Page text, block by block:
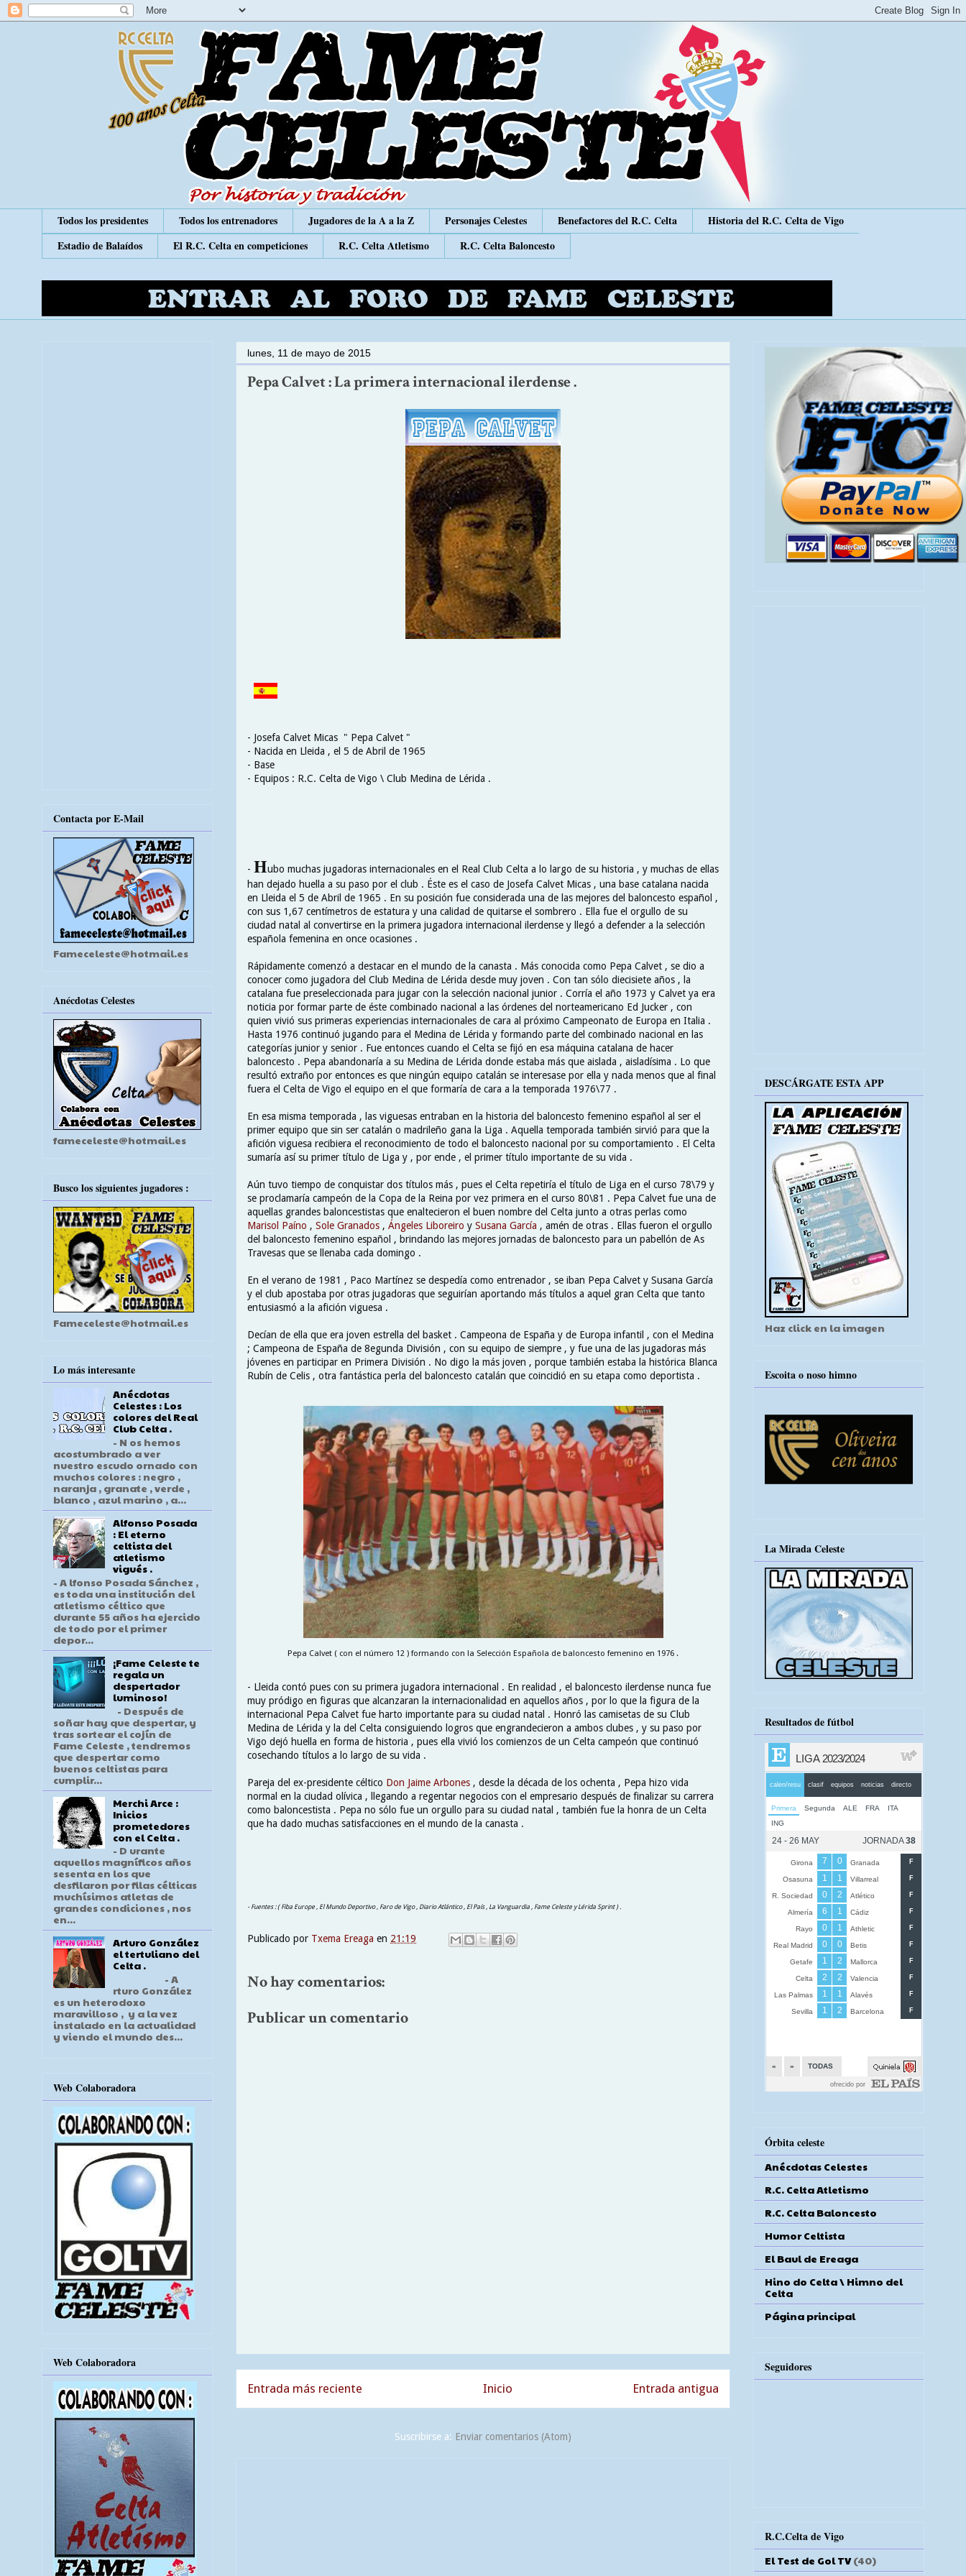
Todos los presidentes Todos los entrenadores Jugadores de la A a la Z Personajes Celestes Benefactores del R.C. Celta
Historia del R.C. Celta de Vigo
Estadio de Balaídos
El R.C. Celta en competiciones R.C. Celta Atletismo R.C. Celta Baloncesto
lunes, 11 de mayo de 2015
Pepa Calvet : La primera internacional ilerdense .
- Josefa Calvet Micas " Pepa Calvet "
- Nacida en Lleida , el 5 de Abril de 1965
- Base
- Equipos : R.C. Celta de Vigo \ Club Medina de Lérida .
- Hubo muchas jugadoras internacionales en el Real Club Celta a lo largo de su historia , y muchas de ellas
han dejado huella a su paso por el club . Éste es el caso de Josefa Calvet Micas , una base catalana nacida
en Lleida el 5 de Abril de 1965 . En su posición fue considerada una de las mejores del baloncesto español ,
con sus 1,67 centímetros de estatura y una calidad de quitarse el sombrero . Ella fue el orgullo de su
ciudad natal al convertirse en la primera jugadora internacional ilerdense y llegó a defender a la selección
española femenina en once ocasiones .
Rápidamente comenzó a destacar en el mundo de la canasta . Más conocida como Pepa Calvet , se dio a
conocer como jugadora del Club Medina de Lérida desde muy joven . Con tan sólo diecisiete años , la
catalana fue preseleccionada para jugar con la selección nacional junior . Corría el año 1973 y Calvet ya era
noticia por formar parte de éste combinado nacional a las órdenes del norteamericano Ed Jucker , con
quien vivió sus primeras experiencias internacionales de cara al próximo Campeonato de Europa en Italia .
Hasta 1976 continuó jugando para el Medina de Lérida y formando parte del combinado nacional en las
categorías junior y senior . Fue entonces cuando el Celta se fijó en esa máquina catalana de hacer
baloncesto . Pepa abandonaría a su Medina de Lérida donde estaba más que aislada , aisladísima . Lo que
resultó extraño por entonces es que ningún equipo catalán se interesase por ella y nada menos que al final
fuera el Celta de Vigo el equipo en el que formaría de cara a la temporada 1976\77 .
En esa misma temporada , las viguesas entraban en la historia del baloncesto femenino español al ser el
primer equipo que sin ser catalán o madrileño gana la Liga . Aquella temporada también sirvió para que la
afición viguesa recibiera el reconocimiento de todo el baloncesto nacional por su comportamiento . El Celta
sumaría así su primer título de Liga y , por ende , el primer título importante de su vida .
Aún tuvo tiempo de conquistar dos títulos más , pues el Celta repetiría el título de Liga en el curso 78\79 y
se proclamaría campeón de la Copa de la Reina por vez primera en el curso 80\81 . Pepa Calvet fue una de
aquellas grandes baloncestistas que enaltecieron el buen nombre del Celta junto a otras perlas como
Marisol Paíno , Sole Granados , Ángeles Liboreiro y Susana García , amén de otras . Ellas fueron el orgullo
del baloncesto femenino español , brindando las mejores jornadas de baloncesto para un pabellón de As
Travesas que se llenaba cada domingo .
En el verano de 1981 , Paco Martínez se despedía como entrenador , se iban Pepa Calvet y Susana García
y el club apostaba por otras jugadoras que seguirían aportando más títulos a aquel gran Celta que tanto
entusiasmó a la afición viguesa .
Decían de ella que era joven estrella del basket . Campeona de España y de Europa infantil , con el Medina
; Campeona de España de 8egunda División , con su equipo de siempre , y fue una de las jugadoras más
jóvenes en participar en Primera División . No digo la más joven , porque también estaba la histórica Blanca
Rubín de Celis , otra fantástica perla del baloncesto catalán que coincidió en su etapa como deportista .
Pepa Calvet ( con el número 12 ) formando con la Selección Española de baloncesto femenino en 1976 .
- Lleida contó pues con su primera jugadora internacional . En realidad , el baloncesto ilerdense nunca fue
muy pródigo en figuras que alcanzaran la internacionalidad en aquellos años , por lo que la figura de la
internacional Pepa Calvet fue harto importante para su ciudad natal . Honró las camisetas de su Club
Medina de Lérida y la del Celta consiguiendo logros que engrandecieron a ambos clubes , y su paso por
Vigo dejó huella en forma de historia , pues ella vivió los comienzos de un Celta campeón que continuó
cosechando títulos a lo largo de su vida .
Pareja del ex-presidente céltico Don Jaime Arbones , desde la década de los ochenta , Pepa hizo vida
normal en la ciudad olívica , llegando a regentar negocios con el empresario después de finalizar su carrera
como baloncestista . Pepa no sólo fue un orgullo para su ciudad natal , también fue la honra de un Celta
que ha dado muchas satisfacciones en el mundo de la canasta .
- Fuentes : ( Fiba Europe , El Mundo Deportivo , Faro de Vigo , Diario Atlántico , El País , La Vanguardia , Fame Celeste y Lérida Sprint ) .
Publicado por Txema Ereaga en 21:19
No hay comentarios:
Publicar un comentario
Entrada más reciente Entrada antigua
Inicio
Suscribirse a: Enviar comentarios (Atom)
Contacta por E-Mail
Fameceleste@hotmail.es
Anécdotas Celestes
fameceleste@hotmail.es
Busco los siguientes jugadores :
Fameceleste@hotmail.es
Lo más interesante
Anécdotas
Celestes : Los
colores del Real
Club Celta .
- N os hemos
acostumbrado a ver
nuestro escudo ornado con
muchos colores : negro ,
naranja , granate , verde ,
blanco , azul marino , a...
Alfonso Posada
: El eterno
celtista del
atletismo
vigués .
- A lfonso Posada Sánchez ,
es toda una institución del
atletismo céltico que
durante 55 años ha ejercido
de todo por el primer
depor...
¡Fame Celeste te
regala un
despertador
luminoso!
- Después de
soñar hay que despertar, y
tras sortear el cojín de
Fame Celeste , tendremos
que despertar como
buenos celtistas para
cumplir...
Merchi Arce :
Inicios
prometedores
con el Celta .
- D urante
aquellos magníficos años
sesenta en los que
desfilaron por filas célticas
muchísimos atletas de
grandes condiciones , nos
en...
Arturo González
el tertuliano del
Celta .
- A
rturo González
es un heterodoxo
maravilloso , y a la vez
instalado en la actualidad
y viendo el mundo des...
Web Colaboradora
Web Colaboradora
DESCÁRGATE ESTA APP
Haz click en la imagen
Escoita o noso himno
La Mirada Celeste
Resultados de fútbol
Órbita celeste
Anécdotas Celestes
R.C. Celta Atletismo
R.C. Celta Baloncesto
Humor Celtista
El Baul de Ereaga
Hino do Celta \ Himno del
Celta
Página principal
Seguidores
R.C.Celta de Vigo
El Test de Gol TV (40)